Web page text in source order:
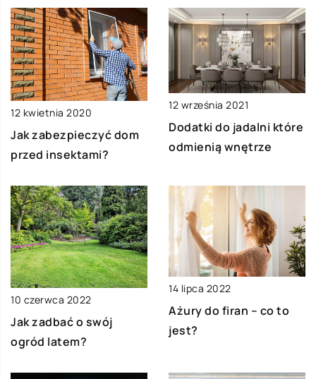
12 kwietnia 2020
Jak zabezpieczyć dom
przed insektami?
12 września 2021
Dodatki do jadalni które
odmienią wnętrze
10 czerwca 2022
Jak zadbać o swój
ogród latem?
14 lipca 2022
Ażury do firan – co to
jest?